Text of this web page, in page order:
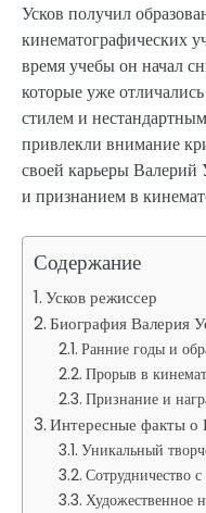
Усков получил
кинематографических
время учебы он начал
которые уже
стилем и
привлекли внимание
своей карьеры Валерий
и признанием в
Содержание
Усков режиссер
Биография Валерия
Ранние годы и
Прорыв в
Признание и
Интересные факты о
Уникальный
Сотрудничество
Художественное